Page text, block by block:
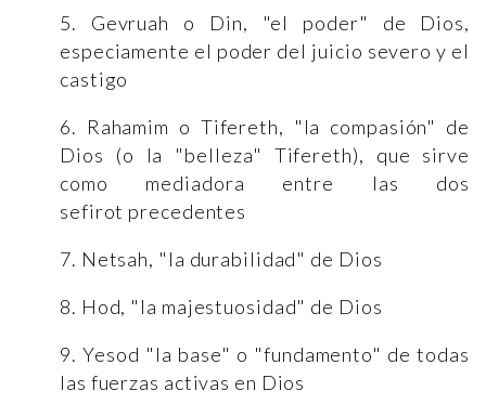
5. Gevruah o Din, "el poder" de Dios,
especiamente el poder del juicio severo y el
castigo
6. Rahamim o Tifereth, "la compasión" de
Dios (o la "belleza" Tifereth), que sirve
como mediadora entre las dos
sefirot precedentes
7. Netsah, "la durabilidad" de Dios
8. Hod, "la majestuosidad" de Dios
9. Yesod "la base" o "fundamento" de todas
las fuerzas activas en Dios